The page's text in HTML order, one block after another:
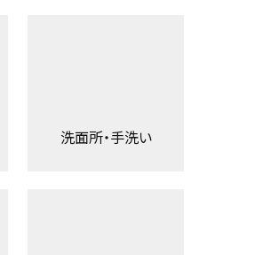
洗面所・手洗い